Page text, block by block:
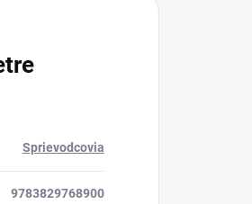
Sprievodcovia
9783829768900